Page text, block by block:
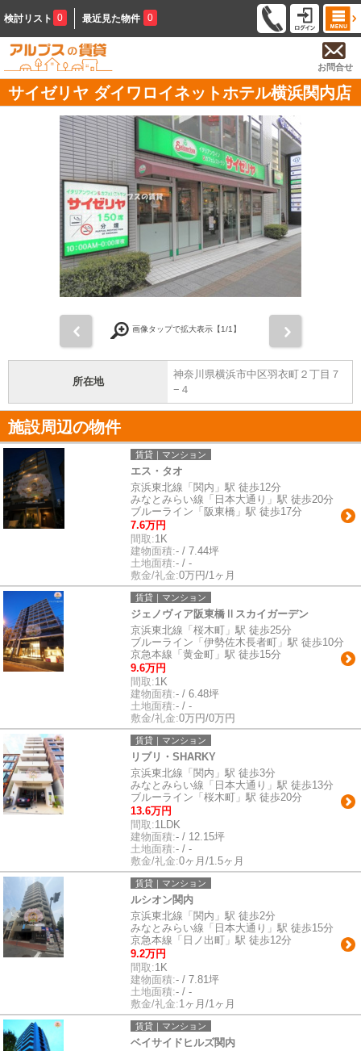
検討リスト 0 最近見た物件 0
お問合せ
サイゼリヤ ダイワロイネットホテル横浜関内店
画像タップで拡大表示【1/1】
所在地
神奈川県横浜市中区羽衣町２丁目７
−４
施設周辺の物件
賃貸｜マンション
エス・タオ
京浜東北線「関内」駅 徒歩12分
みなとみらい線「日本大通り」駅 徒歩20分
ブルーライン「阪東橋」駅 徒歩17分
7.6万円
間取:1K
建物面積:- / 7.44坪
土地面積:- / -
敷金/礼金:0万円/1ヶ月
賃貸｜マンション
ジェノヴィア阪東橋Ⅱスカイガーデン
京浜東北線「桜木町」駅 徒歩25分
ブルーライン「伊勢佐木長者町」駅 徒歩10分
京急本線「黄金町」駅 徒歩15分
9.6万円
間取:1K
建物面積:- / 6.48坪
土地面積:- / -
敷金/礼金:0万円/0万円
賃貸｜マンション
リブリ・SHARKY
京浜東北線「関内」駅 徒歩3分
みなとみらい線「日本大通り」駅 徒歩13分
ブルーライン「桜木町」駅 徒歩20分
13.6万円
間取:1LDK
建物面積:- / 12.15坪
土地面積:- / -
敷金/礼金:0ヶ月/1.5ヶ月
賃貸｜マンション
ルシオン関内
京浜東北線「関内」駅 徒歩2分
みなとみらい線「日本大通り」駅 徒歩15分
京急本線「日ノ出町」駅 徒歩12分
9.2万円
間取:1K
建物面積:- / 7.81坪
土地面積:- / -
敷金/礼金:1ヶ月/1ヶ月
賃貸｜マンション
ベイサイドヒルズ関内